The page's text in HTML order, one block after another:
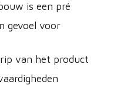
is een pré
gevoel voor
van het product